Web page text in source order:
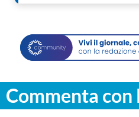
Commenta con